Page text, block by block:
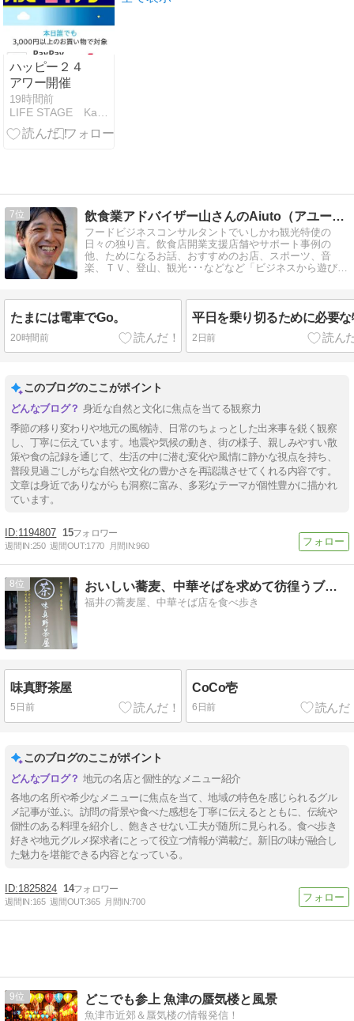
ハッピー２４
アワー開催
19時間前
LIFE STAGE KatoreyA
7 飲食業アドバイザー山さんのAiuto（アユート！）ブログ
フードビジネスコンサルタントでいしかわ観光特使の
日々の独り言。飲食店開業支援店舗やサポート事例の
他、ためになるお話、おすすめのお店、スポーツ、音
楽、ＴＶ、登山、観光･･･などなど「ビジネスから遊びま
たまには電車でGo。
20時間前
平日を乗り切るために必要な
2日前
このブログのここがポイント
身近な自然と文化に焦点を当てる観察力
季節の移り変わりや地元の風物詩、日常のちょっとした出来事を鋭く観察
し、丁寧に伝えています。地震や気候の動き、街の様子、親しみやすい散
策や食の記録を通じて、生活の中に潜む変化や風情に静かな視点を持ち、
普段見過ごしがちな自然や文化の豊かさを再認識させてくれる内容です。
文章は身近でありながらも洞察に富み、多彩なテーマが個性豊かに描かれ
ています。
1194807 15
週間IN:250 週間OUT:1770 月間IN:960
8 おいしい蕎麦、中華そばを求めて彷徨うブログ
福井の蕎麦屋、中華そば店を食べ歩き
味真野茶屋
5日前
CoCo壱
6日前
このブログのここがポイント
地元の名店と個性的なメニュー紹介
各地の名所や希少なメニューに焦点を当て、地域の特色を感じられるグル
メ記事が並ぶ。訪問の背景や食べた感想を丁寧に伝えるとともに、伝統や
個性のある料理を紹介し、飽きさせない工夫が随所に見られる。食べ歩き
好きや地元グルメ探求者にとって役立つ情報が満載だ。新旧の味が融合し
た魅力を堪能できる内容となっている。
1825824 14
週間IN:165 週間OUT:365 月間IN:700
9 どこでも参上 魚津の蜃気楼と風景
魚津市近郊＆蜃気楼の情報発信！